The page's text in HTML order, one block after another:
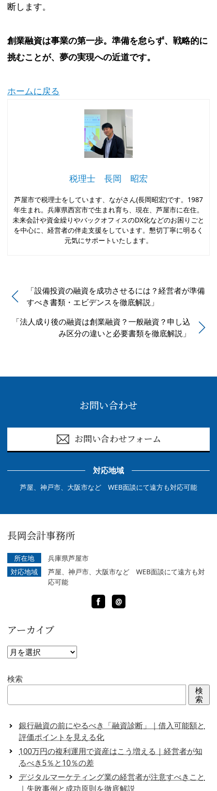
断します。
創業融資は事業の第一歩。準備を怠らず、戦略的に
挑むことが、夢の実現への近道です。
ホームに戻る
税理士 長岡 昭宏
芦屋市で税理士をしています、ながさん(長岡昭宏)です。1987
年生まれ。兵庫県西宮市で生まれ育ち、現在、芦屋市に在住。
未来会計や資金繰りやバックオフィスのDX化などのお困りごと
を中心に、経営者の伴走支援をしています。懇切丁寧に明るく
元気にサポートいたします。
「設備投資の融資を成功させるには？経営者が準備
すべき書類・エビデンスを徹底解説」
「法人成り後の融資は創業融資？一般融資？申し込
み区分の違いと必要書類を徹底解説」
お問い合わせ
お問い合わせフォーム
対応地域
芦屋、神戸市、大阪市など WEB面談にて遠方も対応可能
長岡会計事務所
所在地
兵庫県芦屋市
対応地域
芦屋、神戸市、大阪市など WEB面談にて遠方も対
応可能
Facebook
LINE
@
アーカイブ
ア
カ
イ
検索
検
索
銀行融資の前にやるべき「融資診断」｜借入可能額と
評価ポイントを見える化
100万円の複利運用で資産はこう増える｜経営者が知
るべき5％と10％の差
デジタルマーケティング業の経営者が注意すべきこと
｜失敗事例と成功原則を徹底解説